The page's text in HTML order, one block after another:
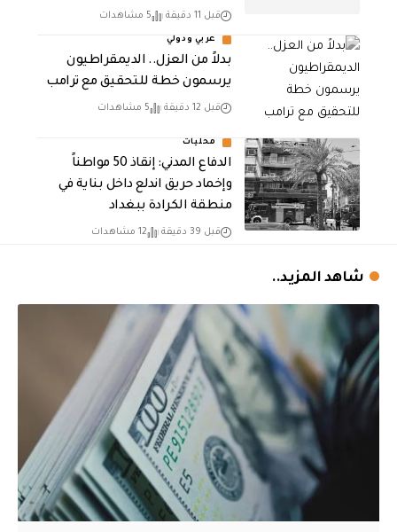
قبل 11 دقيقة 5 مشاهدات
عربي ودولي
بدلاً من العزل.. الديمقراطيون
يرسمون خطة للتحقيق مع ترامب
قبل 12 دقيقة 5 مشاهدات
محليات
الدفاع المدني: إنقاذ 50 مواطناً
وإخماد حريق اندلع داخل بناية في
منطقة الكرادة ببغداد
قبل 39 دقيقة 12 مشاهدات
شاهد المزيد..